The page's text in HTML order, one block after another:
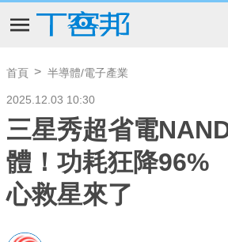
首頁 半導體/電子產業
2025.12.03 10:30
三星秀超省電
體！功耗狂降
心救星來了